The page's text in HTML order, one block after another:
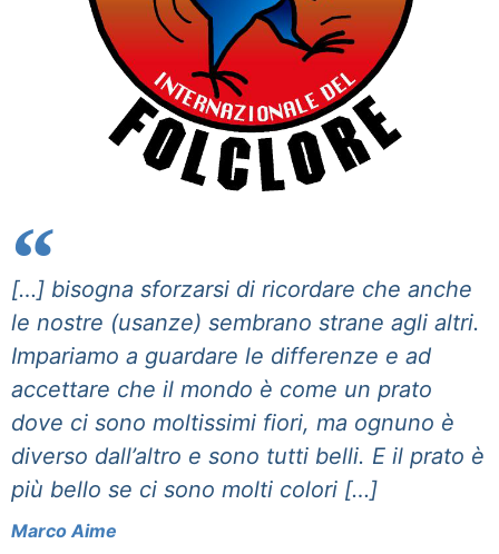
[…] bisogna sforzarsi di ricordare che anche
le nostre (usanze) sembrano strane agli altri.
Impariamo a guardare le differenze e ad
accettare che il mondo è come un prato
dove ci sono moltissimi fiori, ma ognuno è
diverso dall’altro e sono tutti belli. E il prato è
più bello se ci sono molti colori […]
Marco Aime